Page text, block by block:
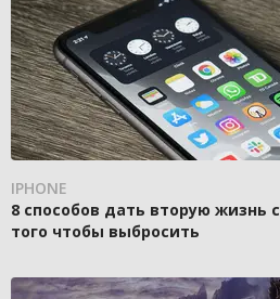
IPHONE
8 способов дать вторую жизнь
того чтобы выбросить